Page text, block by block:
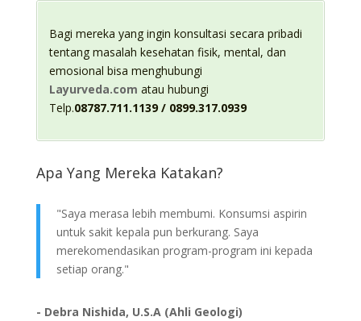
Bagi mereka yang ingin konsultasi secara pribadi
tentang masalah kesehatan fisik, mental, dan
emosional bisa menghubungi
Layurveda.com atau hubungi
Telp.08787.711.1139 / 0899.317.0939
Apa Yang Mereka Katakan?
"Saya merasa lebih membumi. Konsumsi aspirin
untuk sakit kepala pun berkurang. Saya
merekomendasikan program-program ini kepada
setiap orang."
- Debra Nishida, U.S.A (Ahli Geologi)